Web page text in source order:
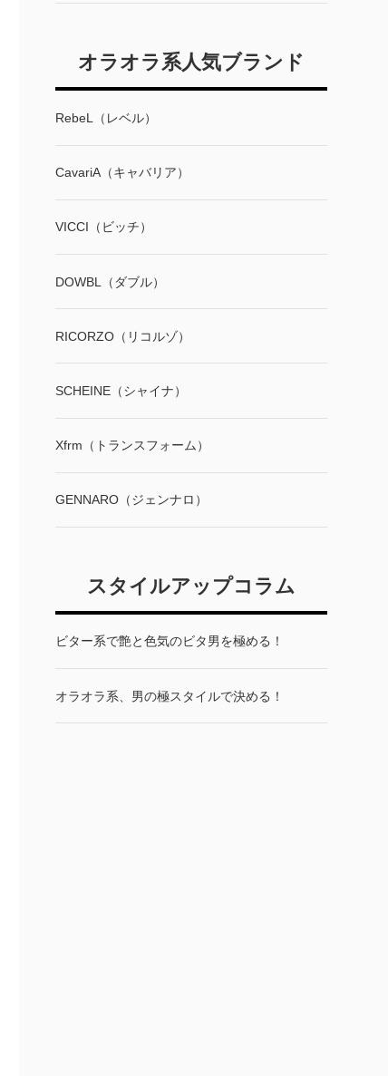
オラオラ系人気ブランド
RebeL（レベル）
CavariA（キャバリア）
VICCI（ビッチ）
DOWBL（ダブル）
RICORZO（リコルゾ）
SCHEINE（シャイナ）
Xfrm（トランスフォーム）
GENNARO（ジェンナロ）
スタイルアップコラム
ビター系で艶と色気のビタ男を極める！
オラオラ系、男の極スタイルで決める！